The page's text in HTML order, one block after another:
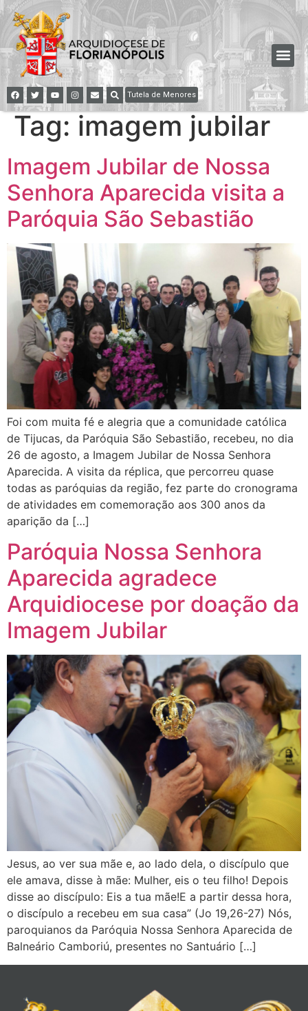
Tutela de Menores
Tag: imagem jubilar
Imagem Jubilar de Nossa
Senhora Aparecida visita a
Paróquia São Sebastião
Foi com muita fé e alegria que a comunidade católica
de Tijucas, da Paróquia São Sebastião, recebeu, no dia
26 de agosto, a Imagem Jubilar de Nossa Senhora
Aparecida. A visita da réplica, que percorreu quase
todas as paróquias da região, fez parte do cronograma
de atividades em comemoração aos 300 anos da
aparição da […]
Paróquia Nossa Senhora
Aparecida agradece
Arquidiocese por doação da
Imagem Jubilar
Jesus, ao ver sua mãe e, ao lado dela, o discípulo que
ele amava, disse à mãe: Mulher, eis o teu filho! Depois
disse ao discípulo: Eis a tua mãe!E a partir dessa hora,
o discípulo a recebeu em sua casa” (Jo 19,26-27) Nós,
paroquianos da Paróquia Nossa Senhora Aparecida de
Balneário Camboriú, presentes no Santuário […]